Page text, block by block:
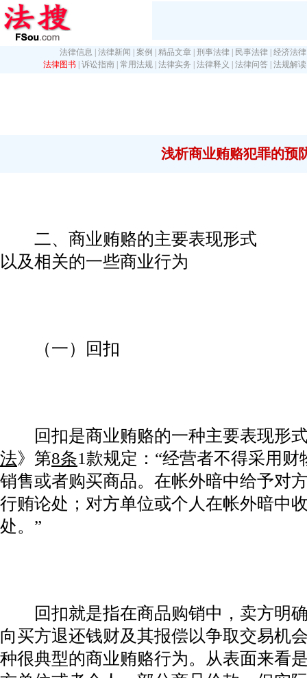
法律信息 法律新闻 案例 精品文章 刑事法律 民事法律 经济法律
法律图书 诉讼指南 常用法规 法律实务 法律释义 法律问答 法规解读
浅析商业贿赂犯罪的预
二、商业贿赂的主要表现形式
以及相关的一些商业行为
（一）回扣
回扣是商业贿赂的一种主要表现形
法》第8条1款规定：“经营者不得采用
销售或者购买商品。在帐外暗中给予对
行贿论处；对方单位或个人在帐外暗中
处。”
回扣就是指在商品购销中，卖方明确
向买方退还钱财及其报偿以争取交易机
种很典型的商业贿赂行为。从表面来看